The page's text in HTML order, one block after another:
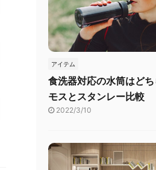
アイテム
食洗器対応の水筒はど
モスとスタンレー比較
2022/3/10